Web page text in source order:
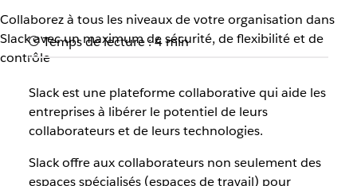
Collaborez à tous les niveaux de votre organisation dans
Slack avec un maximum de sécurité, de flexibilité et de
contrôle
Temps de lecture : 4 min
Slack est une plateforme collaborative qui aide les
entreprises à libérer le potentiel de leurs
collaborateurs et de leurs technologies.
Slack offre aux collaborateurs non seulement des
espaces spécialisés (espaces de travail) pour